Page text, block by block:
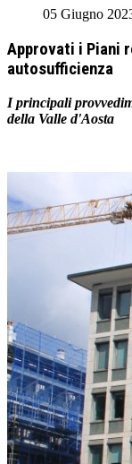
05 Giugno
Approvati i Piani
autosufficienza
I principali
della Valle d'Aosta